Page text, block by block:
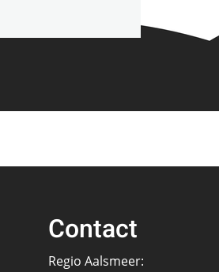
Contact
Regio Aalsmeer: